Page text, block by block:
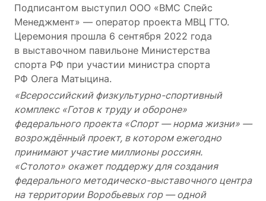
Подписантом выступил ООО «ВМС Спейс
Менеджмент» — оператор проекта МВЦ ГТО.
Церемония прошла 6 сентября 2022 года
в выставочном павильоне Министерства
спорта РФ при участии министра спорта
РФ Олега Матыцина.
«Всероссийский физкультурно-спортивный
комплекс «Готов к труду и обороне»
федерального проекта «Спорт — норма жизни» —
возрождённый проект, в котором ежегодно
принимают участие миллионы россиян.
«Столото» окажет поддержу для создания
федерального методическо-выставочного центра
на территории Воробьевых гор — одной